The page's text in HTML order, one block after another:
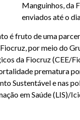
Manguinhos, da
enviados até o
é fruto de uma
por meio do
da Fiocruz (CEE/
prematura
Sustentável e nas
em Saúde (LIS)/